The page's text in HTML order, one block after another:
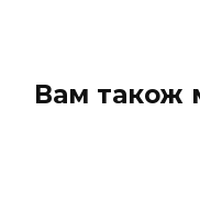
Вам також